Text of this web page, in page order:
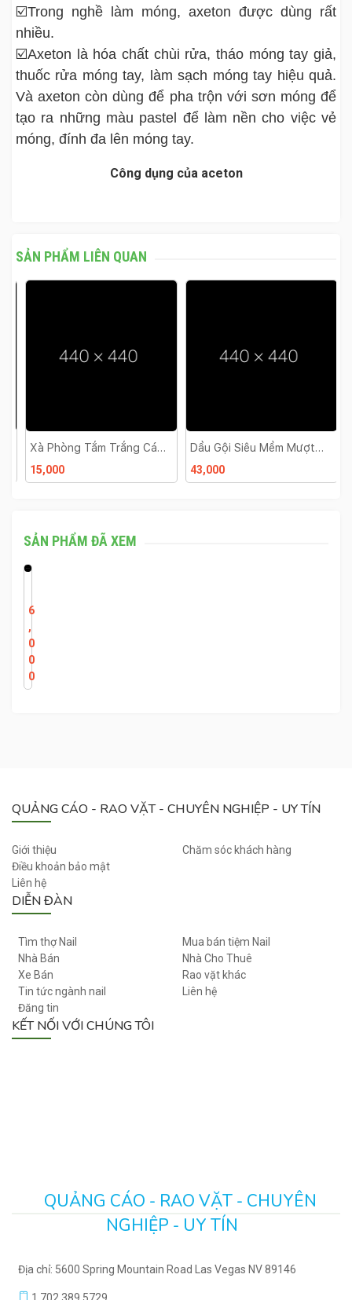
☑️Trong nghề làm móng, axeton được dùng rất
nhiều.
☑️Axeton là hóa chất chùi rửa, tháo móng tay giả,
thuốc rửa móng tay, làm sạch móng tay hiệu quả.
Và axeton còn dùng để pha trộn với sơn móng để
tạo ra những màu pastel để làm nền cho việc vẻ
móng, đính đa lên móng tay.
Công dụng của aceton
SẢN PHẨM LIÊN QUAN
Xà Phòng Tắm Trắng Cám
Gạo Rice Milk Soap Thái
Lan
15,000
Dầu Gội Siêu Mềm Mượt
Rejoice 170ml
43,000
SẢN PHẨM ĐÃ XEM
Ọ
Ư
Ớ
C
T
T
Y
A
C
E
T
N
6
,
0
0
0
QUẢNG CÁO - RAO VẶT - CHUYÊN NGHIỆP - UY TÍN
Giới thiệu
Điều khoản bảo mật
Liên hệ
Chăm sóc khách hàng
DIỄN ĐÀN
Tìm thợ Nail
Mua bán tiệm Nail
Nhà Bán
Nhà Cho Thuê
Xe Bán
Rao vặt khác
Tin tức ngành nail
Liên hệ
Đăng tin
KẾT NỐI VỚI CHÚNG TÔI
QUẢNG CÁO - RAO VẶT - CHUYÊN
NGHIỆP - UY TÍN
Địa chỉ: 5600 Spring Mountain Road Las Vegas NV 89146